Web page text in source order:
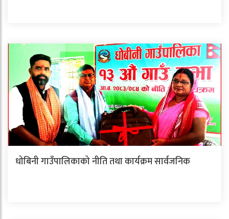
धोबिनी गाउँपालिकाको नीति तथा कार्यक्रम सार्वजनिक